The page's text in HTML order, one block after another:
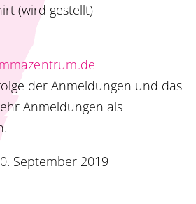
(wird gestellt)
der Anmeldungen und das
Anmeldungen als
September 2019